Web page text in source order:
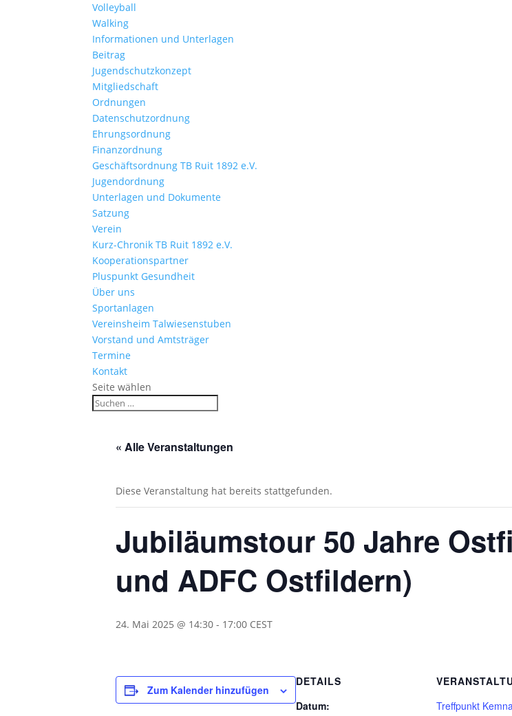
Volleyball
Walking
Informationen und Unterlagen
Beitrag
Jugendschutzkonzept
Mitgliedschaft
Ordnungen
Datenschutzordnung
Ehrungsordnung
Finanzordnung
Geschäftsordnung TB Ruit 1892 e.V.
Jugendordnung
Unterlagen und Dokumente
Satzung
Verein
Kurz-Chronik TB Ruit 1892 e.V.
Kooperationspartner
Pluspunkt Gesundheit
Über uns
Sportanlagen
Vereinsheim Talwiesenstuben
Vorstand und Amtsträger
Termine
Kontakt
Seite wählen
« Alle Veranstaltungen
Diese Veranstaltung hat bereits stattgefunden.
Jubiläumstour 50 Jahre
und ADFC Ostfildern)
24. Mai 2025 @ 14:30 - 17:00 CEST
Zum Kalender hinzufügen
DETAILS
Datum:
Treffpunkt